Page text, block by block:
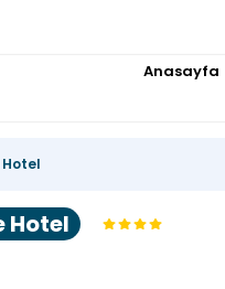
Anasayfa
Hotel